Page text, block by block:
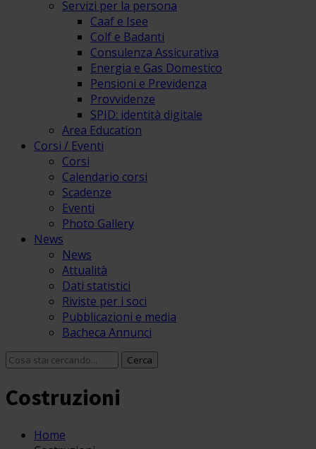
Servizi per la persona
Caaf e Isee
Colf e Badanti
Consulenza Assicurativa
Energia e Gas Domestico
Pensioni e Previdenza
Provvidenze
SPID: identità digitale
Area Education
Corsi / Eventi
Corsi
Calendario corsi
Scadenze
Eventi
Photo Gallery
News
News
Attualità
Dati statistici
Riviste per i soci
Pubblicazioni e media
Bacheca Annunci
Costruzioni
Home